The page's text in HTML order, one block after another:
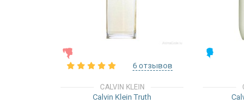
6 отзывов
CALVIN KLEIN
Calvin Klein Truth